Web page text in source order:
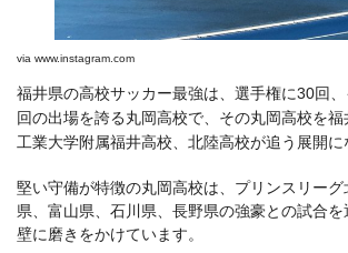
via www.instagram.com
福井県の高校サッカー最強は、選手権に30回
回の出場を誇る丸岡高校で、その丸岡高校を
工業大学附属福井高校、北陸高校が追う展開に
堅い守備が特徴の丸岡高校は、プリンスリー
県、富山県、石川県、長野県の強豪との試合
壁に磨きをかけています。